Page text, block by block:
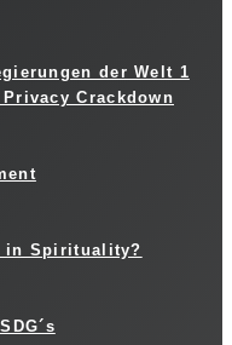
der Welt 1
Crackdown
in Spirituality?